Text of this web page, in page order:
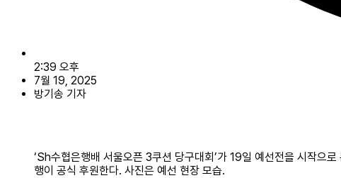
2:39 오후
7월 19, 2025
방기송 기자
‘Sh수협은행배 서울오픈 3쿠션 당구대회’가 19일 예선전을 시작으
행이 공식 후원한다. 사진은 예선 현장 모습.